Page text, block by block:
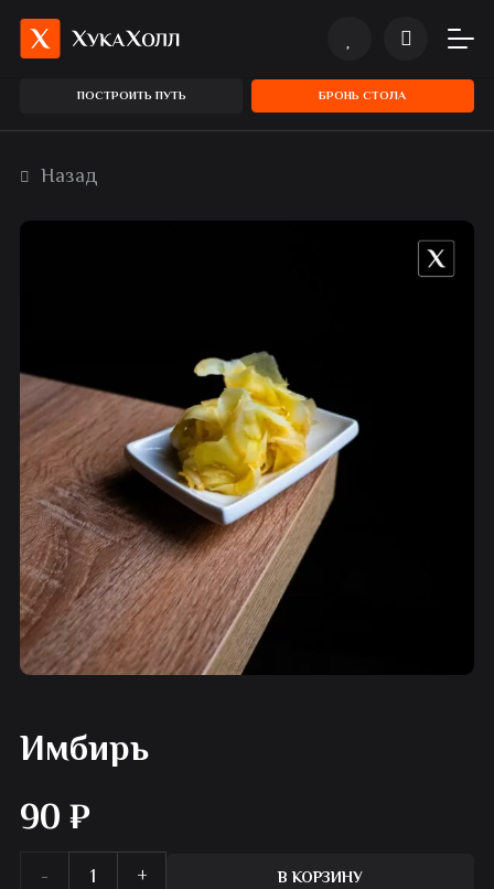
ПОСТРОИТЬ ПУТЬ БРОНЬ СТОЛА
Назад
Имбирь
90 ₽
Количество В КОРЗИНУ